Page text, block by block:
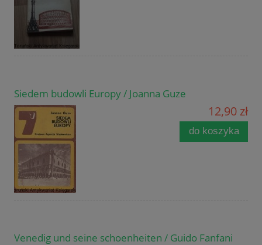
Siedem budowli Europy / Joanna Guze
12,90 zł
do koszyka
Venedig und seine schoenheiten / Guido Fanfani